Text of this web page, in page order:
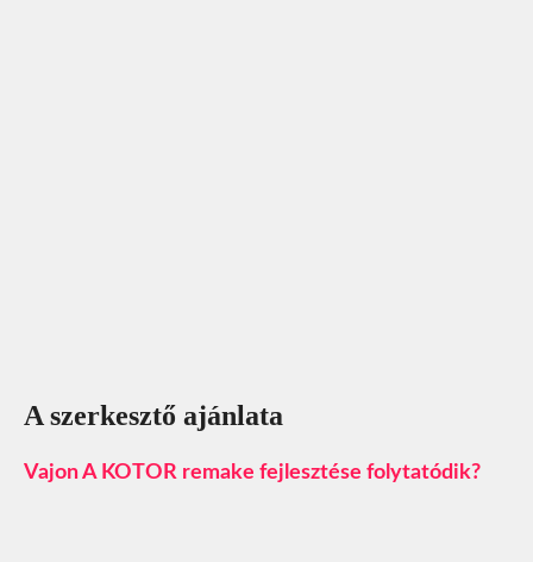
A szerkesztő ajánlata
Vajon A KOTOR remake fejlesztése folytatódik?